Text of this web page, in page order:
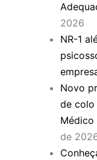
2026
NR-1
Novo
de colo
Médico
de